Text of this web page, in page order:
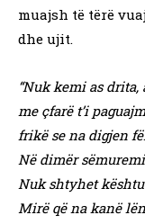
muajsh të tërë
dhe ujit.
“Nuk kemi as
me çfarë t’i
frikë se na digjen
Në dimër
Nuk shtyhet
Mirë që na kanë